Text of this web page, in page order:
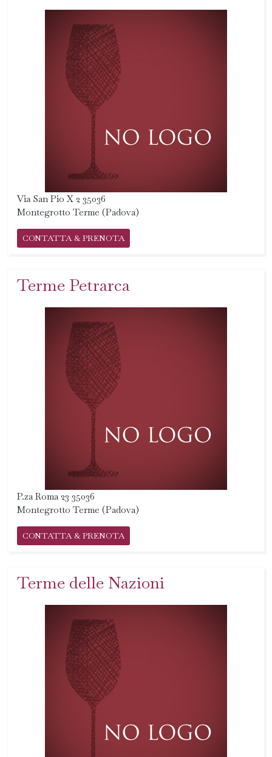
Via San Pio X 2 35036
Montegrotto Terme (Padova)
CONTATTA & PRENOTA
Terme Petrarca
P.za Roma 23 35036
Montegrotto Terme (Padova)
CONTATTA & PRENOTA
Terme delle Nazioni